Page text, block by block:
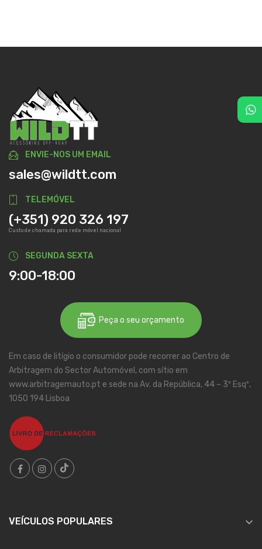
ENVIE-NOS UM EMAIL
sales@wildtt.com
TELEMÓVEL
(+351) 920 326 197
Custo de chamada para rede móvel nacional
SEGUNDA SEXTA
9:00-18:00
Peça o seu orçamento
Em caso de litígio o consumidor pode recorrer ao Centro de
Arbitragem do Sector Automóvel, com sítio em
www.arbitragemauto.pt e sede na Av. da República, 44 – 3º Esqº,
1050 194 Lisboa
VEÍCULOS POPULARES 